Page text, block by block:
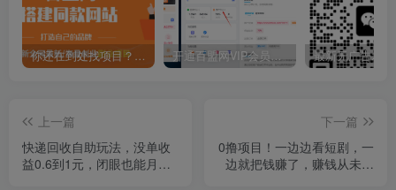
你还在到处找项目？还在当韭菜？我靠卖项目一个月收入5万+，曾经我也是个失败者。 开通百盟网VIP会员，尊享全站资源免费下载，享70%的推广提成！！【限时五折优惠】
上一篇
快递回收自助玩法，没单收
益0.6到1元，闭眼也能月入
下一篇
0撸项目！一边边看短剧，一
边就把钱赚了，赚钱从未如